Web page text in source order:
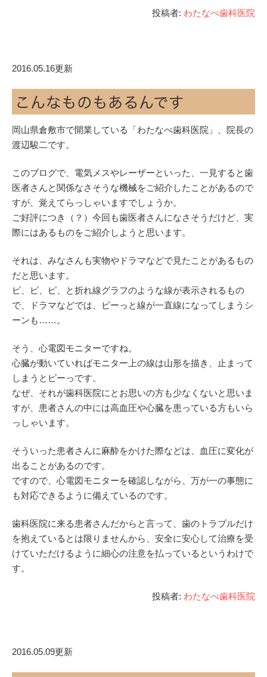
投稿者: わたなべ歯科医院
2016.05.16更新
こんなものもあるんです
岡山県倉敷市で開業している「わたなべ歯科医院」、院長の
渡辺駿二です。
このブログで、電気メスやレーザーといった、一見すると歯
医者さんと関係なさそうな機械をご紹介したことがあるので
すが、覚えてらっしゃいますでしょうか。
ご好評につき（？）今回も歯医者さんになさそうだけど、実
際にはあるものをご紹介しようと思います。
それは、みなさんも実物やドラマなどで見たことがあるもの
だと思います。
ピ、ピ、ピ、と折れ線グラフのような線が表示されるもの
で、ドラマなどでは、ピーっと線が一直線になってしまうシ
ーンも……。
そう、心電図モニターですね。
心臓が動いていればモニター上の線は山形を描き、止まって
しまうとピーっです。
なぜ、それが歯科医院にとお思いの方も少なくないと思いま
すが、患者さんの中には高血圧や心臓を患っている方もいら
っしゃいます。
そういった患者さんに麻酔をかけた際などは、血圧に変化が
出ることがあるのです。
ですので、心電図モニターを確認しながら、万が一の事態に
も対応できるように備えているのです。
歯科医院に来る患者さんだからと言って、歯のトラブルだけ
を抱えているとは限りませんから、安全に安心して治療を受
けていただけるように細心の注意を払っているというわけで
す。
投稿者: わたなべ歯科医院
2016.05.09更新